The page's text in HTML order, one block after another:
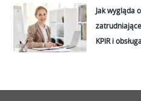
Jak wygląda
KPIR i